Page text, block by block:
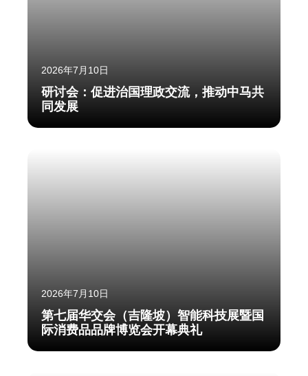
2026年7月10日
研讨会：促进治国理政交流，推动中马共
同发展
2026年7月10日
第七届华交会（吉隆坡）智能科技展暨国
际消费品品牌博览会开幕典礼